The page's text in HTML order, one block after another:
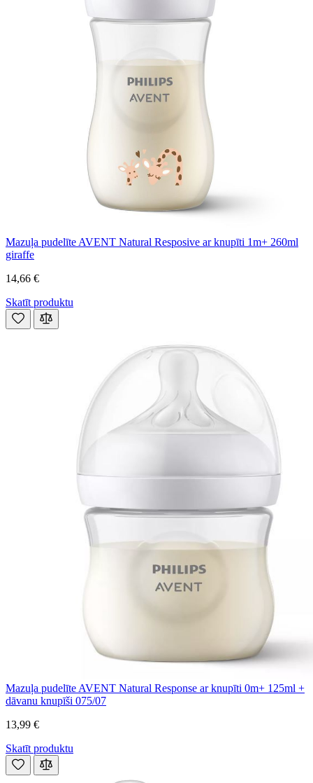
Mazuļa pudelīte AVENT Natural Resposive ar knupīti 1m+ 260ml
giraffe
14,66 €
Skatīt produktu
Mazuļa pudelīte AVENT Natural Response ar knupīti 0m+ 125ml +
dāvanu knupīši 075/07
13,99 €
Skatīt produktu